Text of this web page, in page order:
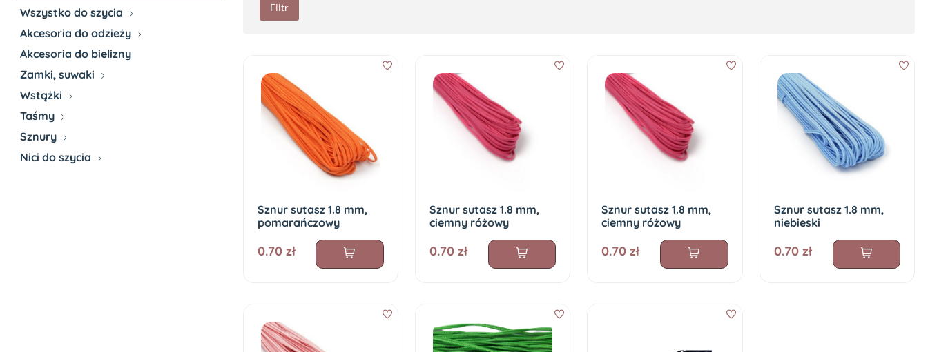
Wszystko do szycia
Akcesoria do odzieży
Akcesoria do bielizny
Zamki, suwaki
Wstążki
Taśmy
Sznury
Nici do szycia
Filtr
Sznur sutasz 1.8 mm,
pomarańczowy
0.70 zł
Sznur sutasz 1.8 mm,
ciemny różowy
0.70 zł
Sznur sutasz 1.8 mm,
ciemny różowy
0.70 zł
Sznur sutasz 1.8 mm,
niebieski
0.70 zł